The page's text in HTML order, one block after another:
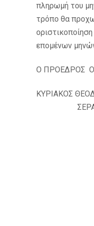
πληρωμή του
τρόπο θα
επομένων
Ο ΠΡΟΕΔΡΟΣ